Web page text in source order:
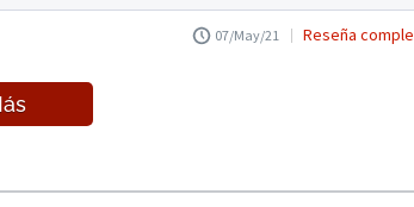
07/May/21 Reseña